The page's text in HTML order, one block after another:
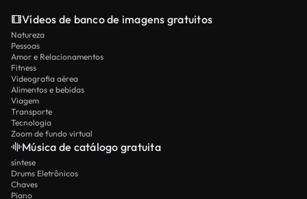
Vídeos de banco de imagens gratuitos
Natureza
Pessoas
Amor e Relacionamentos
Fitness
Videografia aérea
Alimentos e bebidas
Viagem
Transporte
Tecnologia
Zoom de fundo virtual
Música de catálogo gratuita
síntese
Drums Eletrônicos
Chaves
Piano